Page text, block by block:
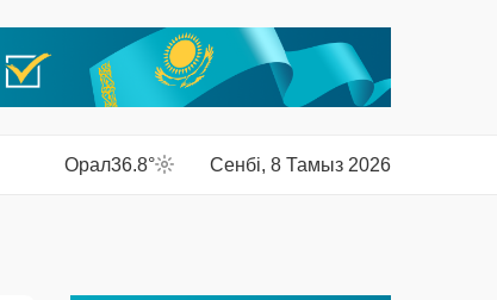
Орал36.8° Сенбі, 8 Тамыз 2026